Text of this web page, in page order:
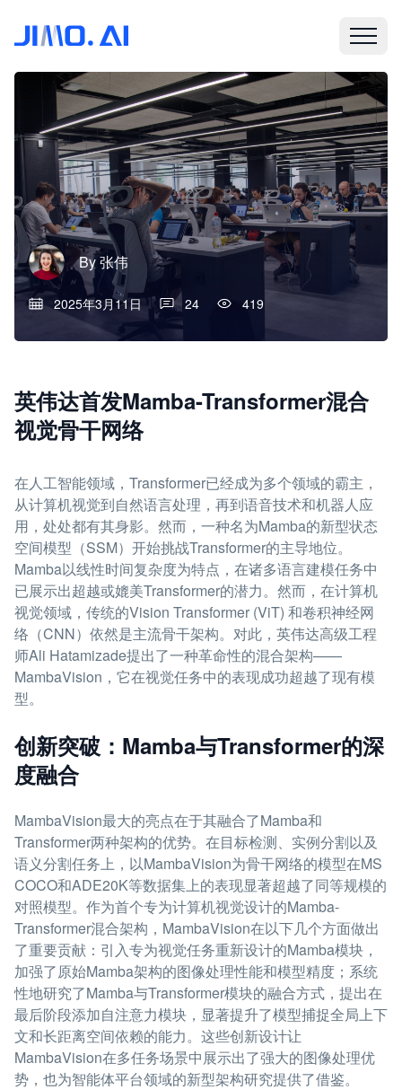
By张伟
2025年3月11日 24 419
英伟达首发Mamba-Transformer混合
视觉骨干网络
在人工智能领域，Transformer已经成为多个领域的霸主，
从计算机视觉到自然语言处理，再到语音技术和机器人应
用，处处都有其身影。然而，一种名为Mamba的新型状态
空间模型（SSM）开始挑战Transformer的主导地位。
Mamba以线性时间复杂度为特点，在诸多语言建模任务中
已展示出超越或媲美Transformer的潜力。然而，在计算机
视觉领域，传统的Vision Transformer (ViT) 和卷积神经网
络（CNN）依然是主流骨干架构。对此，英伟达高级工程
师Ali Hatamizade提出了一种革命性的混合架构——
MambaVision，它在视觉任务中的表现成功超越了现有模
型。
创新突破：Mamba与Transformer的深
度融合
MambaVision最大的亮点在于其融合了Mamba和
Transformer两种架构的优势。在目标检测、实例分割以及
语义分割任务上，以MambaVision为骨干网络的模型在MS
COCO和ADE20K等数据集上的表现显著超越了同等规模的
对照模型。作为首个专为计算机视觉设计的Mamba-
Transformer混合架构，MambaVision在以下几个方面做出
了重要贡献：引入专为视觉任务重新设计的Mamba模块，
加强了原始Mamba架构的图像处理性能和模型精度；系统
性地研究了Mamba与Transformer模块的融合方式，提出在
最后阶段添加自注意力模块，显著提升了模型捕捉全局上下
文和长距离空间依赖的能力。这些创新设计让
MambaVision在多任务场景中展示出了强大的图像处理优
势，也为智能体平台领域的新型架构研究提供了借鉴。